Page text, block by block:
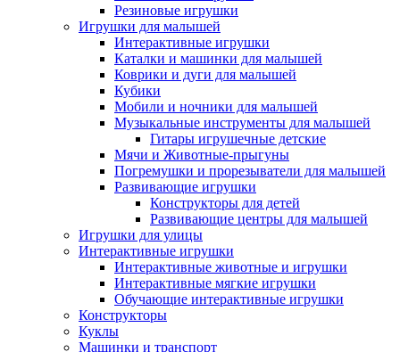
Резиновые игрушки
Игрушки для малышей
Интерактивные игрушки
Каталки и машинки для малышей
Коврики и дуги для малышей
Кубики
Мобили и ночники для малышей
Музыкальные инструменты для малышей
Гитары игрушечные детские
Мячи и Животные-прыгуны
Погремушки и прорезыватели для малышей
Развивающие игрушки
Конструкторы для детей
Развивающие центры для малышей
Игрушки для улицы
Интерактивные игрушки
Интерактивные животные и игрушки
Интерактивные мягкие игрушки
Обучающие интерактивные игрушки
Конструкторы
Куклы
Машинки и транспорт